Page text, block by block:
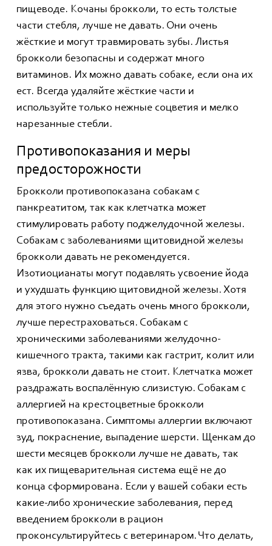
пищеводе. Кочаны брокколи, то есть толстые
части стебля, лучше не давать. Они очень
жёсткие и могут травмировать зубы. Листья
брокколи безопасны и содержат много
витаминов. Их можно давать собаке, если она их
ест. Всегда удаляйте жёсткие части и
используйте только нежные соцветия и мелко
нарезанные стебли.
Противопоказания и меры
предосторожности
Брокколи противопоказана собакам с
панкреатитом, так как клетчатка может
стимулировать работу поджелудочной железы.
Собакам с заболеваниями щитовидной железы
брокколи давать не рекомендуется.
Изотиоцианаты могут подавлять усвоение йода
и ухудшать функцию щитовидной железы. Хотя
для этого нужно съедать очень много брокколи,
лучше перестраховаться. Собакам с
хроническими заболеваниями желудочно-
кишечного тракта, такими как гастрит, колит или
язва, брокколи давать не стоит. Клетчатка может
раздражать воспалённую слизистую. Собакам с
аллергией на крестоцветные брокколи
противопоказана. Симптомы аллергии включают
зуд, покраснение, выпадение шерсти. Щенкам до
шести месяцев брокколи лучше не давать, так
как их пищеварительная система ещё не до
конца сформирована. Если у вашей собаки есть
какие-либо хронические заболевания, перед
введением брокколи в рацион
проконсультируйтесь с ветеринаром. Что делать,